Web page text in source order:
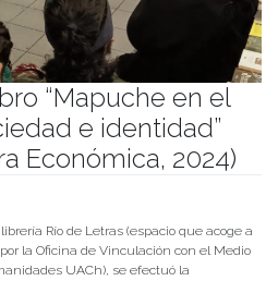
“Mapuche en el
e identidad”
Económica, 2024)
Río de Letras (espacio que acoge a
la Oficina de Vinculación con el Medio
UACh), se efectuó la